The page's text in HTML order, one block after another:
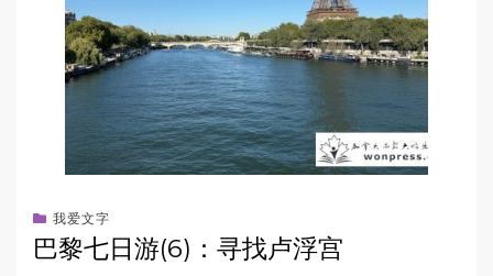
我爱文字
巴黎七日游(6)：寻找卢浮宫